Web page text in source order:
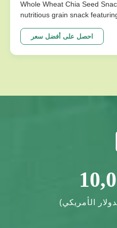
Whole Wheat Chia Seed
nutritious grain snack
formulated without sucrose for
energy needs. Perfect for
conscious consumers
احصل على أفضل سعر
الأمريكي)